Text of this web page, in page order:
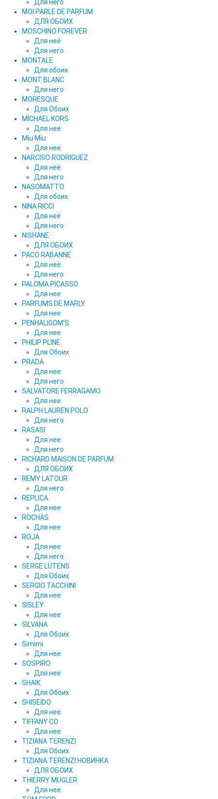
Для него
MOI PARLE DE PARFUM
ДЛЯ ОБОИХ
MOSCHINO FOREVER
Для неё
Для него
MONTALE
Для обоих
MONT BLANC
Для него
MORESQUE
Для Обоих
MICHAEL KORS
Для нее
Miu Miu
Для нее
NARCISO RODRIGUEZ
Для неё
Для него
NASOMATTO
Для обоих
NINA RICCI
Для неё
Для него
NISHANE
ДЛЯ ОБОИХ
PACO RABANNE
Для неё
Для него
PALOMA PICASSO
Для нее
PARFUMS DE MARLY
Для нее
PENHALIGOM'S
Для нее
PHILIP PLINE
Для Обоих
PRADA
Для нее
Для него
SALVATORE FERRAGAMO
Для нее
RALPH LAUREN POLO
Для него
RASASI
Для нее
Для него
RICHARD MAISON DE PARFUM
ДЛЯ ОБОИХ
REMY LATOUR
Для него
REPLICA
Для нее
ROCHAS
Для нее
ROJA
Для нее
Для него
SERGE LUTENS
Для Обоих
SERGIO TACCHINI
Для нее
SISLEY
Для нее
SILVANA
Для Обоих
Simimi
Для нее
SOSPIRO
Для нее
SHAIK
Для Обоих
SHISEIDO
Для нее
TIFFANY CO
Для нее
TIZIANA TERENZI
Для Обоих
TIZIANA TERENZI НОВИНКА
ДЛЯ ОБОИХ
THIERRY MUGLER
Для нее